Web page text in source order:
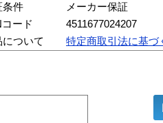
条件
メーカー保証
ード
4511677024207
について
特定商取引法に基づ